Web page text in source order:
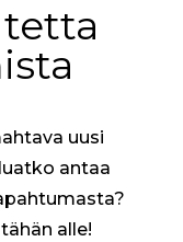
uusi
antaa
alle!